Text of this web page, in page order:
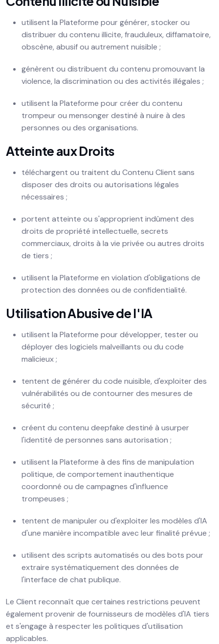
utilisent la Plateforme pour générer, stocker ou
distribuer du contenu illicite, frauduleux, diffamatoire,
obscène, abusif ou autrement nuisible ;
génèrent ou distribuent du contenu promouvant la
violence, la discrimination ou des activités illégales ;
utilisent la Plateforme pour créer du contenu
trompeur ou mensonger destiné à nuire à des
personnes ou des organisations.
Atteinte aux Droits
téléchargent ou traitent du Contenu Client sans
disposer des droits ou autorisations légales
nécessaires ;
portent atteinte ou s'approprient indûment des
droits de propriété intellectuelle, secrets
commerciaux, droits à la vie privée ou autres droits
de tiers ;
utilisent la Plateforme en violation d'obligations de
protection des données ou de confidentialité.
Utilisation Abusive de l'IA
utilisent la Plateforme pour développer, tester ou
déployer des logiciels malveillants ou du code
malicieux ;
tentent de générer du code nuisible, d'exploiter des
vulnérabilités ou de contourner des mesures de
sécurité ;
créent du contenu deepfake destiné à usurper
l'identité de personnes sans autorisation ;
utilisent la Plateforme à des fins de manipulation
politique, de comportement inauthentique
coordonné ou de campagnes d'influence
trompeuses ;
tentent de manipuler ou d'exploiter les modèles d'IA
d'une manière incompatible avec leur finalité prévue ;
utilisent des scripts automatisés ou des bots pour
extraire systématiquement des données de
l'interface de chat publique.
Le Client reconnaît que certaines restrictions peuvent
également provenir de fournisseurs de modèles d'IA tiers
et s'engage à respecter les politiques d'utilisation
applicables.